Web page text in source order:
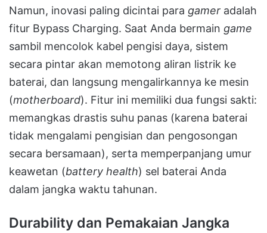
Namun, inovasi paling dicintai para gamer adalah
fitur Bypass Charging. Saat Anda bermain game
sambil mencolok kabel pengisi daya, sistem
secara pintar akan memotong aliran listrik ke
baterai, dan langsung mengalirkannya ke mesin
(motherboard). Fitur ini memiliki dua fungsi sakti:
memangkas drastis suhu panas (karena baterai
tidak mengalami pengisian dan pengosongan
secara bersamaan), serta memperpanjang umur
keawetan (battery health) sel baterai Anda
dalam jangka waktu tahunan.
Durability dan Pemakaian Jangka